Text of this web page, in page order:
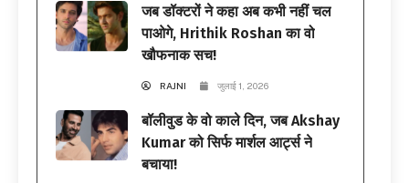
जब डॉक्टरों ने कहा अब कभी नहीं चल
पाओगे, Hrithik Roshan का वो
खौफनाक सच!
RAJNI जुलाई 1, 2026
बॉलीवुड के वो काले दिन, जब Akshay
Kumar को सिर्फ मार्शल आर्ट्स ने
बचाया!